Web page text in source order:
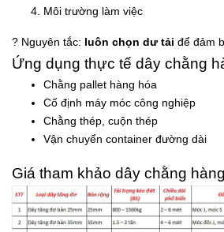
Môi trường làm việc
? Nguyên tắc: luôn chọn dư tải để đảm
Ứng dụng thực tế dây chằng
Chằng pallet hàng hóa
Cố định máy móc công nghiệp
Chằng thép, cuộn thép
Vận chuyển container đường dài
Giá tham khảo dây chằng